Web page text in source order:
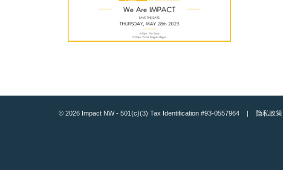
© 2026 Impact NW - 501(c)(3) Tax Identification #93-0557964 |隐私政策